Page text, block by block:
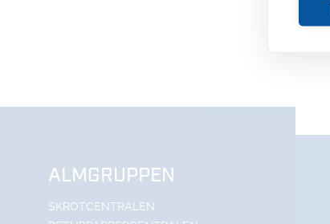
ALMGRUPPEN
SKROTCENTRALEN